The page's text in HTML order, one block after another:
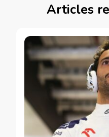
Articles